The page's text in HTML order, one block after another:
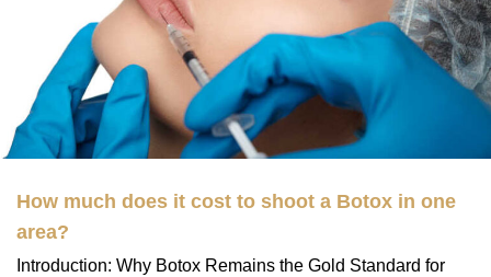
How much does it cost to shoot a Botox in one
area?
Introduction: Why Botox Remains the Gold Standard for